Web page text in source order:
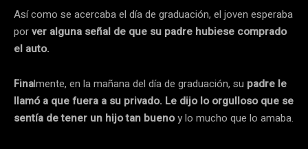
Así como se acercaba el día de graduación, el joven esperaba
porver alguna señal de que su padre hubiese comprado
el auto.
Finalmente, en la mañana del día de graduación, su padre le
llamó a que fuera a su privado. Le dijo lo orgulloso que se
sentía de tener un hijo tan buenoy lo mucho que lo amaba.